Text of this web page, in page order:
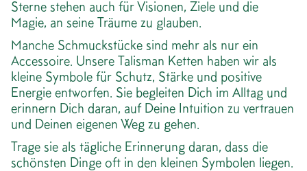
Sterne stehen auch für Visionen, Ziele und die
Magie, an seine Träume zu glauben.
Manche Schmuckstücke sind mehr als nur ein
Accessoire. Unsere Talisman Ketten haben wir als
kleine Symbole für Schutz, Stärke und positive
Energie entworfen. Sie begleiten Dich im Alltag und
erinnern Dich daran, auf Deine Intuition zu vertrauen
und Deinen eigenen Weg zu gehen.
Trage sie als tägliche Erinnerung daran, dass die
schönsten Dinge oft in den kleinen Symbolen liegen.